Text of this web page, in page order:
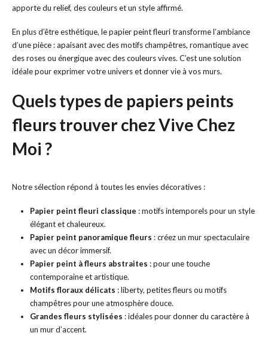
apporte du relief, des couleurs et un style affirmé.
En plus d’être esthétique, le papier peint fleuri transforme l’ambiance
d’une pièce : apaisant avec des motifs champêtres, romantique avec
des roses ou énergique avec des couleurs vives. C’est une solution
idéale pour exprimer votre univers et donner vie à vos murs.
Quels types de papiers peints
fleurs trouver chez Vive Chez
Moi ?
Notre sélection répond à toutes les envies décoratives :
Papier peint fleuri classique : motifs intemporels pour un style
élégant et chaleureux.
Papier peint panoramique fleurs : créez un mur spectaculaire
avec un décor immersif.
Papier peint à fleurs abstraites : pour une touche
contemporaine et artistique.
Motifs floraux délicats : liberty, petites fleurs ou motifs
champêtres pour une atmosphère douce.
Grandes fleurs stylisées : idéales pour donner du caractère à
un mur d’accent.